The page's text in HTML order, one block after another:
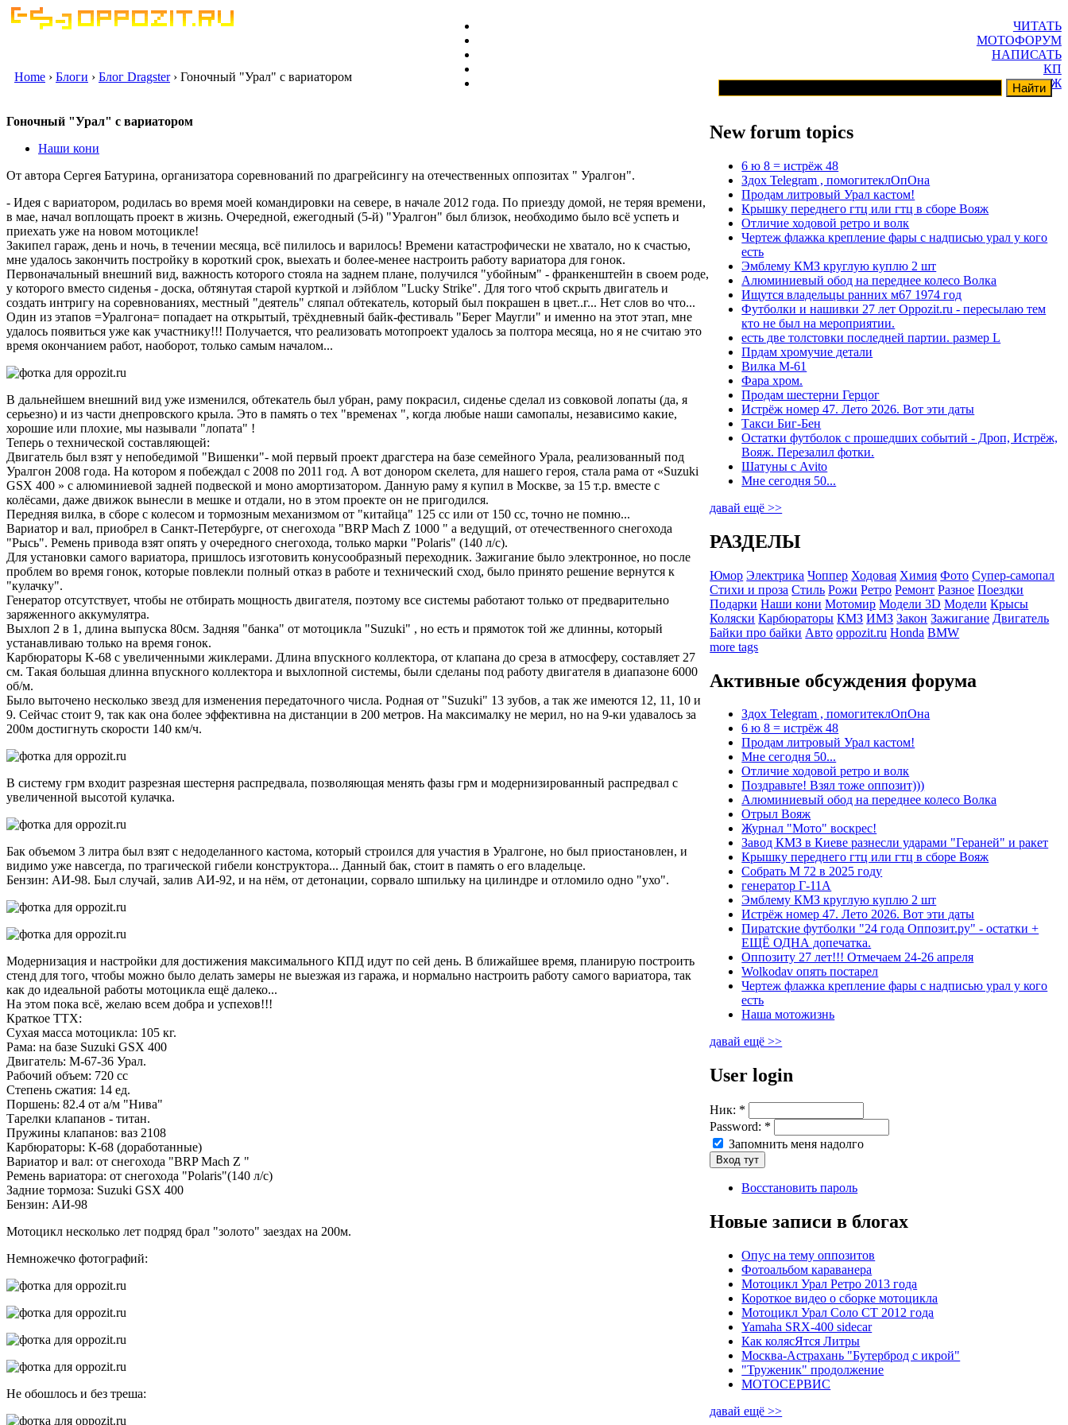
ЧИТАТЬ
МОТОФОРУМ
НАПИСАТЬ
КП
ГАРАЖ
Home › Блоги › Блог Dragster› Гоночный "Урал" с вариатором
Гоночный "Урал" с вариатором
Наши кони
От автора Сергея Батурина, организатора соревнований по драгрейсингу на отечественных оппозитах " Уралгон".
- Идея с вариатором, родилась во время моей командировки на севере, в начале 2012 года. По приезду домой, не теряя времени,
в мае, начал воплощать проект в жизнь. Очередной, ежегодный (5-й) "Уралгон" был близок, необходимо было всё успеть и
приехать уже на новом мотоцикле!
Закипел гараж, день и ночь, в течении месяца, всё пилилось и варилось! Времени катастрофически не хватало, но к счастью,
мне удалось закончить постройку в короткий срок, выехать и более-менее настроить работу вариатора для гонок.
Первоначальный внешний вид, важность которого стояла на заднем плане, получился "убойным" - франкенштейн в своем роде,
у которого вместо сиденья - доска, обтянутая старой курткой и лэйблом "Lucky Strike". Для того чтоб скрыть двигатель и
создать интригу на соревнованиях, местный "деятель" сляпал обтекатель, который был покрашен в цвет..г... Нет слов во что...
Один из этапов =Уралгона= попадает на открытый, трёхдневный байк-фестиваль "Берег Маугли" и именно на этот этап, мне
удалось появиться уже как участнику!!! Получается, что реализовать мотопроект удалось за полтора месяца, но я не считаю это
время окончанием работ, наоборот, только самым началом...
В дальнейшем внешний вид уже изменился, обтекатель был убран, раму покрасил, сиденье сделал из совковой лопаты (да, я
серьезно) и из части днепровского крыла. Это в память о тех "временах ", когда любые наши самопалы, независимо какие,
хорошие или плохие, мы называли "лопата" !
Теперь о технической составляющей:
Двигатель был взят у непобедимой "Вишенки"- мой первый проект драгстера на базе семейного Урала, реализованный под
Уралгон 2008 года. На котором я побеждал с 2008 по 2011 год. А вот донором скелета, для нашего героя, стала рама от «Suzuki
GSX 400 » c алюминиевой задней подвеской и моно амортизатором. Данную раму я купил в Москве, за 15 т.р. вместе с
колёсами, даже движок вынесли в мешке и отдали, но в этом проекте он не пригодился.
Передняя вилка, в сборе с колесом и тормозным механизмом от "китайца" 125 cc или от 150 cc, точно не помню...
Вариатор и вал, приобрел в Санкт-Петербурге, от снегохода "BRP Mach Z 1000 " а ведущий, от отечественного снегохода
"Рысь". Ремень привода взят опять у очередного снегохода, только марки "Polaris" (140 л/с).
Для установки самого вариатора, пришлось изготовить конусообразный переходник. Зажигание было электронное, но после
проблем во время гонок, которые повлекли полный отказ в работе и технический сход, было принято решение вернутся к
"кулачку".
Генератор отсутствует, чтобы не отбирать мощность двигателя, поэтому все системы работают только от предварительно
заряженного аккумулятра.
Выхлоп 2 в 1, длина выпуска 80см. Задняя "банка" от мотоцикла "Suzuki" , но есть и прямоток той же длинны, который
устанавливаю только на время гонок.
Карбюраторы K-68 с увеличенными жиклерами. Длина впускного коллектора, от клапана до среза в атмосферу, составляет 27
см. Такая большая длинна впускного коллектора и выхлопной системы, были сделаны под работу двигателя в диапазоне 6000
об/м.
Было выточено несколько звезд для изменения передаточного числа. Родная от "Suzuki" 13 зубов, а так же имеются 12, 11, 10 и
9. Сейчас стоит 9, так как она более эффективна на дистанции в 200 метров. На максималку не мерил, но на 9-ки удавалось за
200м достигнуть скорости 140 км/ч.
В систему грм входит разрезная шестерня распредвала, позволяющая менять фазы грм и модернизированный распредвал с
увеличенной высотой кулачка.
Бак объемом 3 литра был взят с недоделанного кастома, который строился для участия в Уралгоне, но был приостановлен, и
видимо уже навсегда, по трагической гибели конструктора... Данный бак, стоит в память о его владельце.
Бензин: АИ-98. Был случай, залив АИ-92, и на нём, от детонации, сорвало шпильку на цилиндре и отломило одно "ухо".
Модернизация и настройки для достижения максимального КПД идут по сей день. В ближайшее время, планирую построить
стенд для того, чтобы можно было делать замеры не выезжая из гаража, и нормально настроить работу самого вариатора, так
как до идеальной работы мотоцикла ещё далеко...
На этом пока всё, желаю всем добра и успехов!!!
Краткое ТТХ:
Сухая масса мотоцикла: 105 кг.
Рама: на базе Suzuki GSX 400
Двигатель: М-67-36 Урал.
Рабочий объем: 720 cc
Степень сжатия: 14 ед.
Поршень: 82.4 от а/м "Нива"
Тарелки клапанов - титан.
Пружины клапанов: ваз 2108
Карбюраторы: К-68 (доработанные)
Вариатор и вал: от снегохода "BRP Mach Z "
Ремень вариатора: от снегохода "Polaris"(140 л/с)
Задние тормоза: Suzuki GSX 400
Бензин: АИ-98
Мотоцикл несколько лет подряд брал "золото" заездах на 200м.
Немножечко фотографий:
Не обошлось и без треша:
New forum topics
6 ю 8 = истрёж 48
Здох Telegram , помогитеклОпОна
Продам литровый Урал кастом!
Крышку переднего гтц или гтц в сборе Вояж
Отличие ходовой ретро и волк
Чертеж флажка крепление фары с надписью урал у кого
есть
Эмблему КМЗ круглую куплю 2 шт
Алюминиевый обод на переднее колесо Волка
Ищутся владельцы ранних м67 1974 год
Футболки и нашивки 27 лет Oppozit.ru - пересылаю тем
кто не был на мероприятии.
есть две толстовки последней партии. размер L
Прдам хромучие детали
Вилка М-61
Фара хром.
Продам шестерни Герцог
Истрёж номер 47. Лето 2026. Вот эти даты
Такси Биг-Бен
Остатки футболок с прошедших событий - Дроп, Истрёж,
Вояж. Перезалил фотки.
Шатуны с Avito
Мне сегодня 50...
давай ещё >>
РАЗДЕЛЫ
Юмор Электрика Чоппер Ходовая Химия Фото Супер-самопал
Стихи и проза Стиль Рожи Ретро Ремонт Разное Поездки
Подарки Наши кони Мотомир Модели 3D Модели Крысы
Коляски Карбюраторы КМЗ ИМЗ Закон Зажигание Двигатель
Байки про байки Авто oppozit.ru Honda BMW
more tags
Активные обсуждения форума
Здох Telegram , помогитеклОпОна
6 ю 8 = истрёж 48
Продам литровый Урал кастом!
Мне сегодня 50...
Отличие ходовой ретро и волк
Поздравьте! Взял тоже оппозит)))
Алюминиевый обод на переднее колесо Волка
Отрыл Вояж
Журнал "Мото" воскрес!
Завод КМЗ в Киеве разнесли ударами "Гераней" и ракет
Крышку переднего гтц или гтц в сборе Вояж
Собрать М 72 в 2025 году
генератор Г-11А
Эмблему КМЗ круглую куплю 2 шт
Истрёж номер 47. Лето 2026. Вот эти даты
Пиратские футболки "24 года Оппозит.ру" - остатки +
ЕЩЁ ОДНА допечатка.
Оппозиту 27 лет!!! Отмечаем 24-26 апреля
Wolkodav опять постарел
Чертеж флажка крепление фары с надписью урал у кого
есть
Наша мотожизнь
давай ещё >>
User login
Ник: *
Password: *
Запомнить меня надолго
Восстановить пароль
Новые записи в блогах
Опус на тему оппозитов
Фотоальбом караванера
Мотоцикл Урал Ретро 2013 года
Короткое видео о сборке мотоцикла
Мотоцикл Урал Соло СТ 2012 года
Yamaha SRX-400 sidecar
Как колясЯтся Литры
Москва-Астрахань "Бутерброд с икрой"
"Труженик" продолжение
МОТОСЕРВИС
давай ещё >>